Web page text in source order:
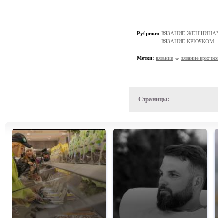
Рубрики: ВЯЗАНИЕ ЖЕНЩИНАМ/
ВЯЗАНИЕ КРЮЧКОМ
Метки: вязание вязание
Страницы: